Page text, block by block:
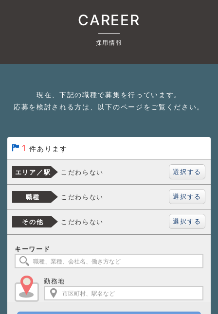
CAREER
採用情報
現在、下記の職種で募集を行っています。
応募を検討される方は、以下のページをご覧ください。
1 件あります
エリア／駅 こだわらない 選択する
職種 こだわらない 選択する
その他 こだわらない 選択する
キーワード
勤務地